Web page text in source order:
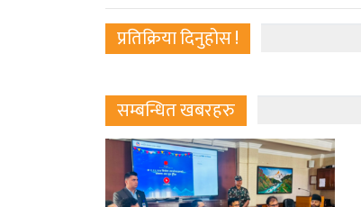
प्रतिक्रिया दिनुहोस !
सम्बन्धित खबरहरु